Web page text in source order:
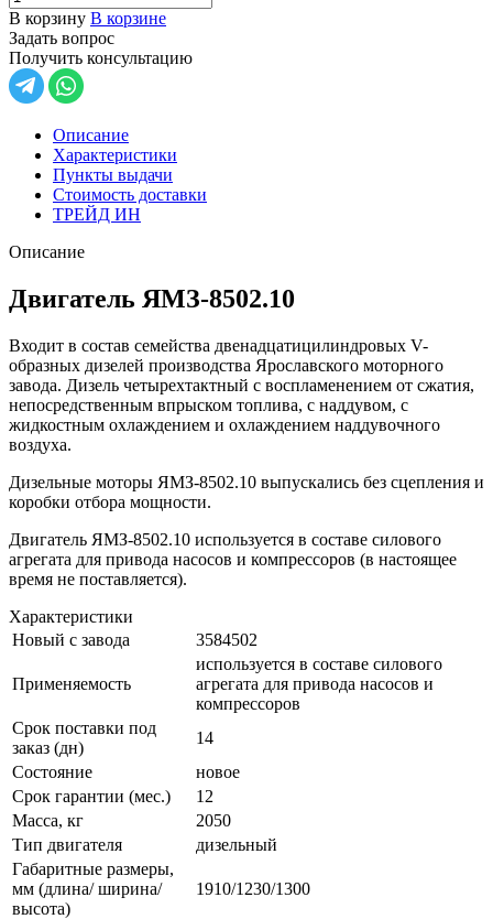
В корзину В корзине
Задать вопрос
Получить консультацию
Описание
Характеристики
Пункты выдачи
Стоимость доставки
ТРЕЙД ИН
Описание
Двигатель ЯМЗ-8502.10
Входит в состав семейства двенадцатицилиндровых V-
образных дизелей производства Ярославского моторного
завода. Дизель четырехтактный с воспламенением от сжатия,
непосредственным впрыском топлива, с наддувом, с
жидкостным охлаждением и охлаждением наддувочного
воздуха.
Дизельные моторы ЯМЗ-8502.10 выпускались без сцепления и
коробки отбора мощности.
Двигатель ЯМЗ-8502.10 используется в составе силового
агрегата для привода насосов и компрессоров (в настоящее
время не поставляется).
Характеристики
Новый с завода
3584502
Применяемость
используется в составе силового
агрегата для привода насосов и
компрессоров
Срок поставки под
заказ (дн)
14
Состояние
новое
Срок гарантии (мес.)
12
Масса, кг
2050
Тип двигателя
дизельный
Габаритные размеры,
мм (длина/ ширина/
высота)
1910/1230/1300